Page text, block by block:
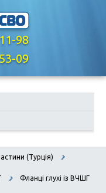
98
09
(Турція)
Фланці глухі із ВЧШГ